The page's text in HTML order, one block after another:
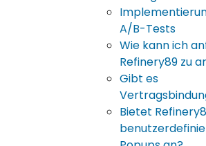
A/B-Tests
Wie kann ich
Refinery89 zu
Gibt es
Bietet